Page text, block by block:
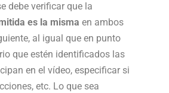
debe verificar que la
es la misma en ambos
al igual que en punto
que estén identificados las
en el vídeo, especificar si
etc. Lo que sea